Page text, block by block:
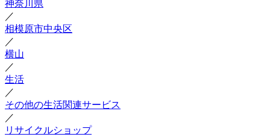
神奈川県
／
相模原市中央区
／
横山
／
生活
／
その他の生活関連サービス
／
リサイクルショップ